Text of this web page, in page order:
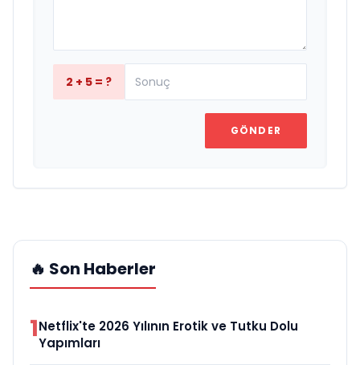
2 + 5 = ?
GÖNDER
🔥 Son Haberler
1Netflix'te 2026 Yılının Erotik ve Tutku Dolu
Yapımları